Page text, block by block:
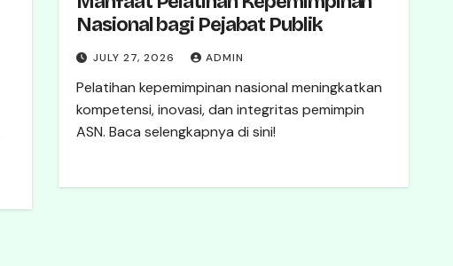
Nasional bagi Pejabat Publik
JULY 27, 2026 ADMIN
Pelatihan kepemimpinan nasional meningkatkan
kompetensi, inovasi, dan integritas pemimpin
ASN. Baca selengkapnya di sini!